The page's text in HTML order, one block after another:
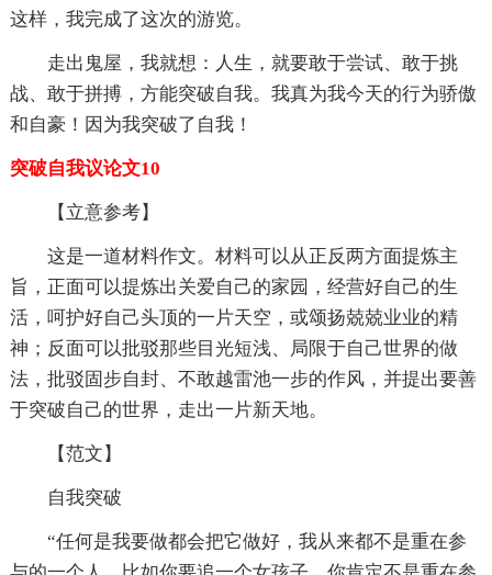
这样，我完成了这次的游览。
走出鬼屋，我就想：人生，就要敢于尝试、敢于挑
战、敢于拼搏，方能突破自我。我真为我今天的行为骄傲
和自豪！因为我突破了自我！
突破自我议论文10
【立意参考】
这是一道材料作文。材料可以从正反两方面提炼主
旨，正面可以提炼出关爱自己的家园，经营好自己的生
活，呵护好自己头顶的一片天空，或颂扬兢兢业业的精
神；反面可以批驳那些目光短浅、局限于自己世界的做
法，批驳固步自封、不敢越雷池一步的作风，并提出要善
于突破自己的世界，走出一片新天地。
【范文】
自我突破
“任何是我要做都会把它做好，我从来都不是重在参